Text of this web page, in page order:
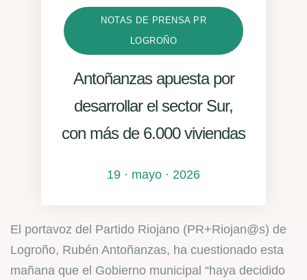
NOTAS DE PRENSA PR
LOGROÑO
Antoñanzas apuesta por
desarrollar el sector Sur,
con más de 6.000 viviendas
19 · mayo · 2026
El portavoz del Partido Riojano (PR+Riojan@s) de
Logroño, Rubén Antoñanzas, ha cuestionado esta
mañana que el Gobierno municipal “haya decidido